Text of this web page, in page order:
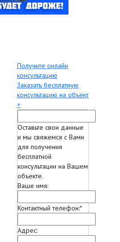
Получите онлайн
консультацию
Заказать бесплатную
консультацию на объект
×
Оставьте свои данные
и мы свяжемся с Вами
для получения
бесплатной
консультации на Вашем
объекте.
Ваше имя:
Контактный телефон:*
Адрес: